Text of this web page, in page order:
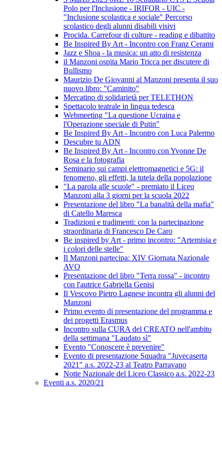
Polo per l'Inclusione - IRIFOR - UIC -
"Inclusione scolastica e sociale" Percorso
scolastico degli alunni disabili visivi
Procida. Carrefour di culture - reading e dibattito
Be Inspired By Art - Incontro con Franz Cerami
Jazz e Shoa - la musica: un atto di resistenza
il Manzoni ospita Mario Tricca per discutere di
Bullismo
Maurizio De Giovanni al Manzoni presenta il suo
nuovo libro: "Caminito"
Mercatino di solidarietà per TELETHON
Spettacolo teatrale in lingua tedesca
Webmeeting "La questione Ucraina e
l'Operazione speciale di Putin"
Be Inspired By Art - Incontro con Luca Palermo
Descubre tu ADN
Be Inspired By Art - Incontro con Yvonne De
Rosa e la fotografia
Seminario sui campi elettromagnetici e 5G: il
fenomeno, gli effetti, la tutela della popolazione
"La parola alle scuole" - premiato il Liceo
Manzoni alla 3 giorni per la scuola 2022
Presentazione del libro "La banalità della mafia"
di Catello Maresca
Tradizioni e tradimenti: con la partecipazione
straordinaria di Francesco De Caro
Be inspired by Art - primo incontro: "Artemisia e
i colori delle stelle"
Il Manzoni partecipa: XIV Giornata Nazionale
AVO
Presentazione del libro "Terra rossa" - incontro
con l'autrice Gabriella Genisi
Il Vescovo Pietro Lagnese incontra gli alunni del
Manzoni
Primo evento di presentazione del programma e
dei progetti Erasmus
Incontro sulla CURA del CREATO nell'ambito
della settimana "Laudato sì"
Evento "Conoscere è prevenire"
Evento di presentazione Squadra "Juvecaserta
2021" a.s. 2022-23 al Teatro Parravano
Notte Nazionale del Liceo Classico a.s. 2022-23
Eventi a.s. 2020/21